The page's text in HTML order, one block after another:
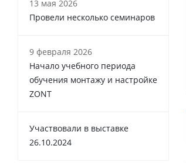
13 мая 2026
Провели несколько семинаров
9 февраля 2026
Начало учебного периода
обучения монтажу и настройке
ZONT
Участвовали в выставке
26.10.2024